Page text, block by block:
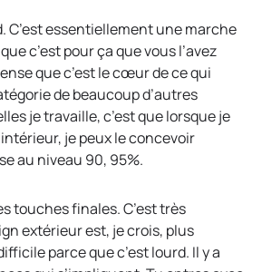
C’est essentiellement une marche
c’est pour ça que vous l’avez
que c’est le cœur de ce qui
de beaucoup d’autres
je travaille, c’est que lorsque je
je peux le concevoir
au niveau 90, 95%.
touches finales. C’est très
extérieur est, je crois, plus
parce que c’est lourd. Il y a